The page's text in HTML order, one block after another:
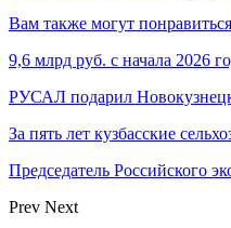
Вам также могут понравиться
9,6 млрд руб. с начала 2026
РУСАЛ подарил
За пять лет кузбасские
Председатель Российского
Prev Next